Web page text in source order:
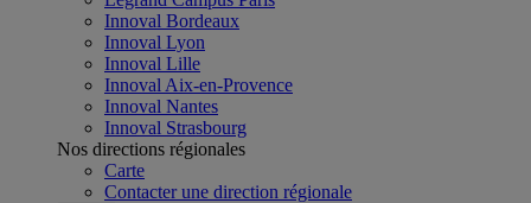
Innoval Bordeaux
Innoval Lyon
Innoval Lille
Innoval Aix-en-Provence
Innoval Nantes
Innoval Strasbourg
Nos directions régionales
Carte
Contacter une direction régionale